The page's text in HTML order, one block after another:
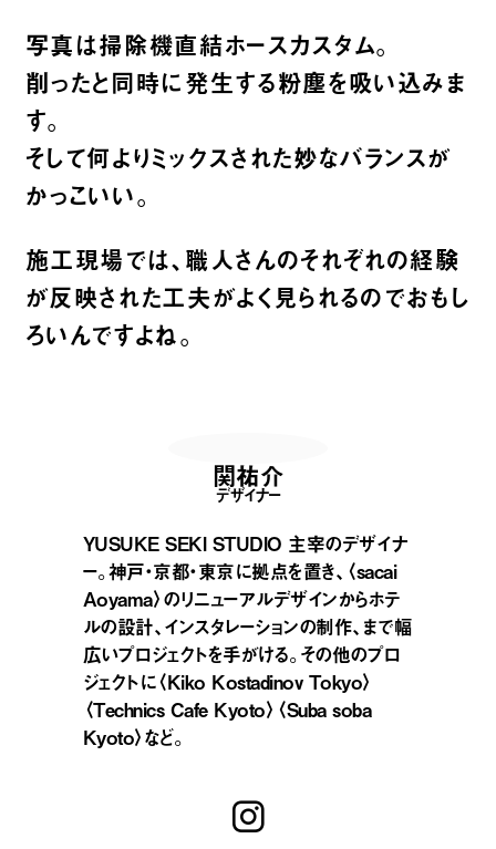
写真は掃除機直結ホースカスタム。
削ったと同時に発生する粉塵を吸い込みま
す。
そして何よりミックスされた妙なバランスが
かっこいい。
施工現場では、職人さんのそれぞれの経験
が反映された工夫がよく見られるのでおもし
ろいんですよね。
関祐介
デザイナー
YUSUKE SEKI STUDIO 主宰のデザイナ
ー。神戸・京都・東京に拠点を置き、〈sacai
Aoyama〉のリニューアルデザインからホテ
ルの設計、インスタレーションの制作、まで幅
広いプロジェクトを手がける。その他のプロ
ジェクトに〈Kiko Kostadinov Tokyo〉
〈Technics Cafe Kyoto〉〈Suba soba
Kyoto〉など。